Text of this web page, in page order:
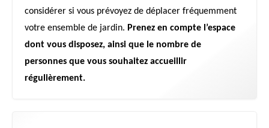
considérer si vous prévoyez de déplacer fréquemment
votre ensemble de jardin. Prenez en compte l’espace
dont vous disposez, ainsi que le nombre de
personnes que vous souhaitez accueillir
régulièrement.